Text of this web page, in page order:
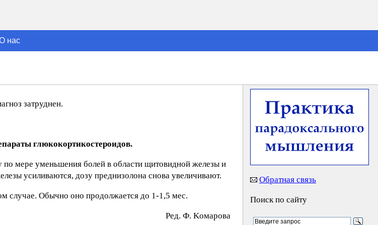
нас
затруднен.
глюкокортикостероидов.
мере уменьшения болей в области щитовидной железы и
усиливаются, дозу преднизолона снова увеличивают.
случае. Обычно оно продолжается до 1-1,5 мес.
Peд. Ф. Koмapoвa
Обратная связь
Поиск по сайту